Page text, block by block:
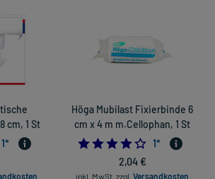
cm, 1 St
5.0
1*
Höga Mubilast Fixierbinde 6
cm x 4 m m.Cellophan, 1 St
4.0
1*
2,04 €
inkl. MwSt. zzgl. Versandkosten